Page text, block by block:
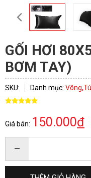
GỐI HƠI
BƠM TAY)
SKU: Danh mục:
Giá bán: 150.000đ
–